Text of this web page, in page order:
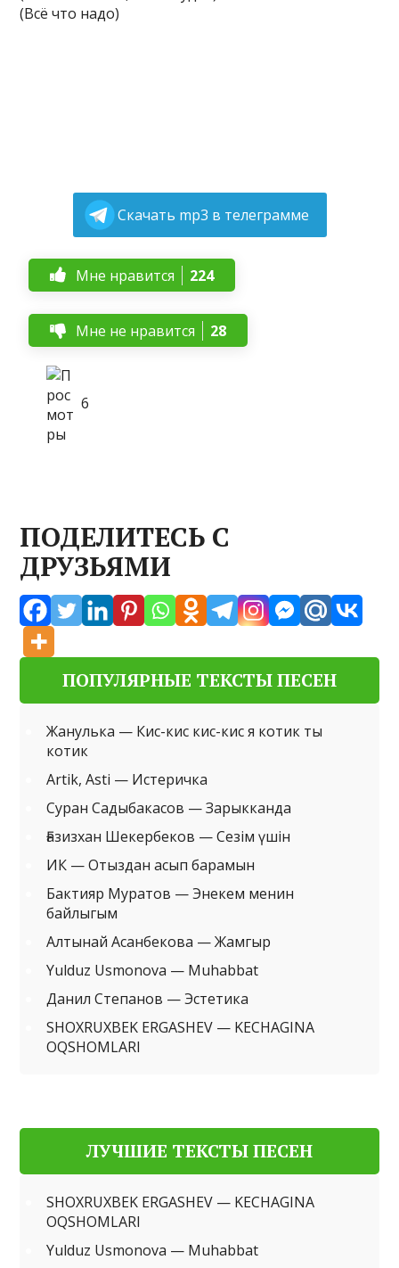
(Всё что надо)
Скачать mp3 в телеграмме
Мне нравится 224
Мне не нравится 28
6
ПОДЕЛИТЕСЬ С
ДРУЗЬЯМИ
ПОПУЛЯРНЫЕ ТЕКСТЫ ПЕСЕН
Жанулька — Кис-кис кис-кис я котик ты
котик
Artik, Asti — Истеричка
Суран Садыбакасов — Зарыкканда
Ғазизхан Шекербеков — Сезім үшін
ИК — Отыздан асып барамын
Бактияр Муратов — Энекем менин
байлыгым
Алтынай Асанбекова — Жамгыр
Yulduz Usmonova — Muhabbat
Данил Степанов — Эстетика
SHOXRUXBEK ERGASHEV — KECHAGINA
OQSHOMLARI
ЛУЧШИЕ ТЕКСТЫ ПЕСЕН
SHOXRUXBEK ERGASHEV — KECHAGINA
OQSHOMLARI
Yulduz Usmonova — Muhabbat